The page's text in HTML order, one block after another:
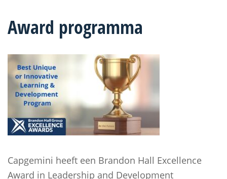
Award programma
Capgemini heeft een Brandon Hall Excellence
Award in Leadership and Development